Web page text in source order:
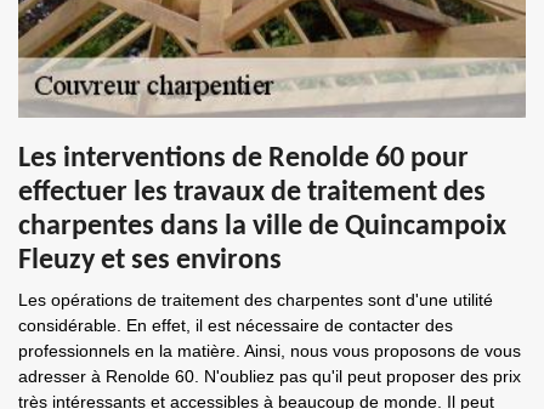
Les interventions de Renolde 60 pour
effectuer les travaux de traitement des
charpentes dans la ville de Quincampoix
Fleuzy et ses environs
Les opérations de traitement des charpentes sont d'une utilité
considérable. En effet, il est nécessaire de contacter des
professionnels en la matière. Ainsi, nous vous proposons de vous
adresser à Renolde 60. N'oubliez pas qu'il peut proposer des prix
très intéressants et accessibles à beaucoup de monde. Il peut